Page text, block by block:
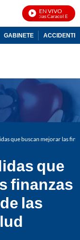
EN VIVO
Noticias Caracol En Vivo
GABINETE ACCIDENTE
que buscan mejorar las
que
finanzas
las